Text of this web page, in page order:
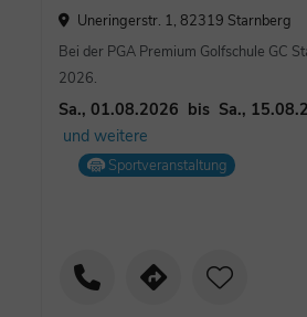
Uneringerstr. 1, 82319 Starnberg
Bei der PGA Premium Golfschule GC
2026.
Sa., 01.08.2026 bis Sa.,
und weitere
Sportveranstaltung